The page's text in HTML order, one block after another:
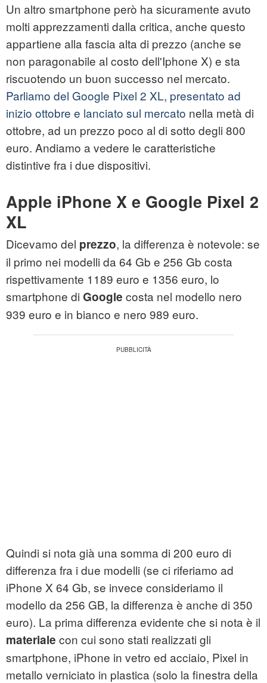
Un altro smartphone però ha sicuramente avuto
molti apprezzamenti dalla critica, anche questo
appartiene alla fascia alta di prezzo (anche se
non paragonabile al costo dell'Iphone X) e sta
riscuotendo un buon successo nel mercato.
Parliamo del Google Pixel 2 XL, presentato ad
inizio ottobre e lanciato sul mercato nella metà di
ottobre, ad un prezzo poco al di sotto degli 800
euro. Andiamo a vedere le caratteristiche
distintive fra i due dispositivi.
Apple iPhone X e Google Pixel 2
XL
Dicevamo del prezzo, la differenza è notevole: se
il primo nei modelli da 64 Gb e 256 Gb costa
rispettivamente 1189 euro e 1356 euro, lo
smartphone di Google costa nel modello nero
939 euro e in bianco e nero 989 euro.
Quindi si nota già una somma di 200 euro di
differenza fra i due modelli (se ci riferiamo ad
iPhone X 64 Gb, se invece consideriamo il
modello da 256 GB, la differenza è anche di 350
euro). La prima differenza evidente che si nota è il
materiale con cui sono stati realizzati gli
smartphone, iPhone in vetro ed acciaio, Pixel in
metallo verniciato in plastica (solo la finestra della